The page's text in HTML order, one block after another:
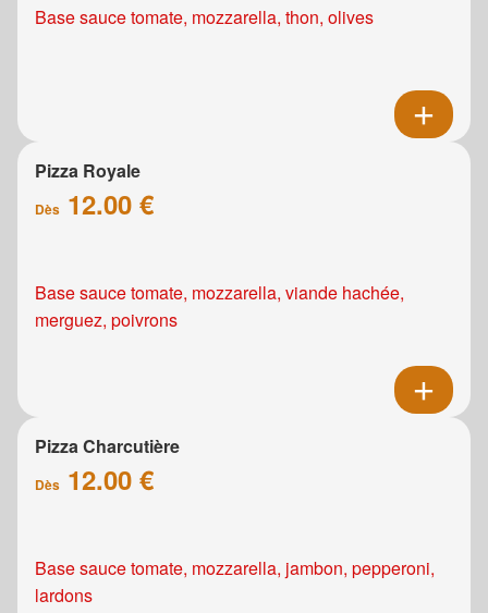
Base sauce tomate, mozzarella, thon, olives
Pizza Royale
Dès 12.00 €
Base sauce tomate, mozzarella, viande hachée,
merguez, poivrons
Pizza Charcutière
Dès 12.00 €
Base sauce tomate, mozzarella, jambon, pepperoni,
lardons